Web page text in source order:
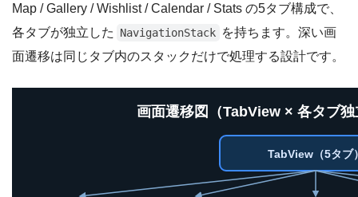
Map / Gallery / Wishlist / Calendar / Stats の5タブ構成で、
各タブが独立した
NavigationStack を持ちます。深い画
面遷移は同じタブ内のスタックだけで処理する設計です。
画面遷移図（TabView × 各タブ
TabView（5タブ